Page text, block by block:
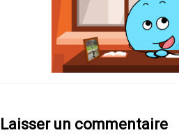
Laisser un commentaire